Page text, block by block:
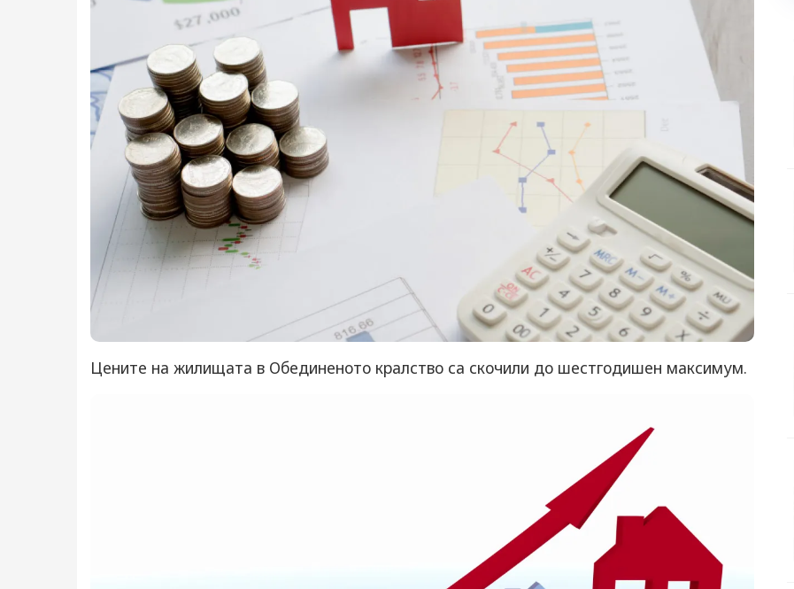
Цените на жилищата в Обединеното кралство са скочили до шестгодишен максимум.